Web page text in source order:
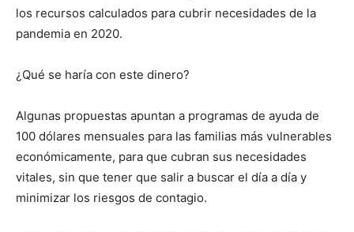
los recursos calculados para cubrir necesidades de la
pandemia en 2020.
¿Qué se haría con este dinero?
Algunas propuestas apuntan a programas de ayuda de
100 dólares mensuales para las familias más vulnerables
económicamente, para que cubran sus necesidades
vitales, sin que tener que salir a buscar el día a día y
minimizar los riesgos de contagio.